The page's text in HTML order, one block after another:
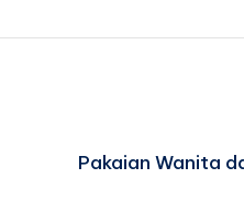
Pakaian Wanita